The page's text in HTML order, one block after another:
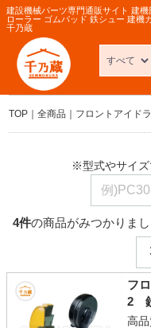
建設機械パーツ専門通販サイト 建機
ローラー ゴムパッド 鉄シュー 建機
千乃蔵
TOP 全商品 フロントアイド
※型式やサイ
4件の商品がみつかりまし
フ
2
高